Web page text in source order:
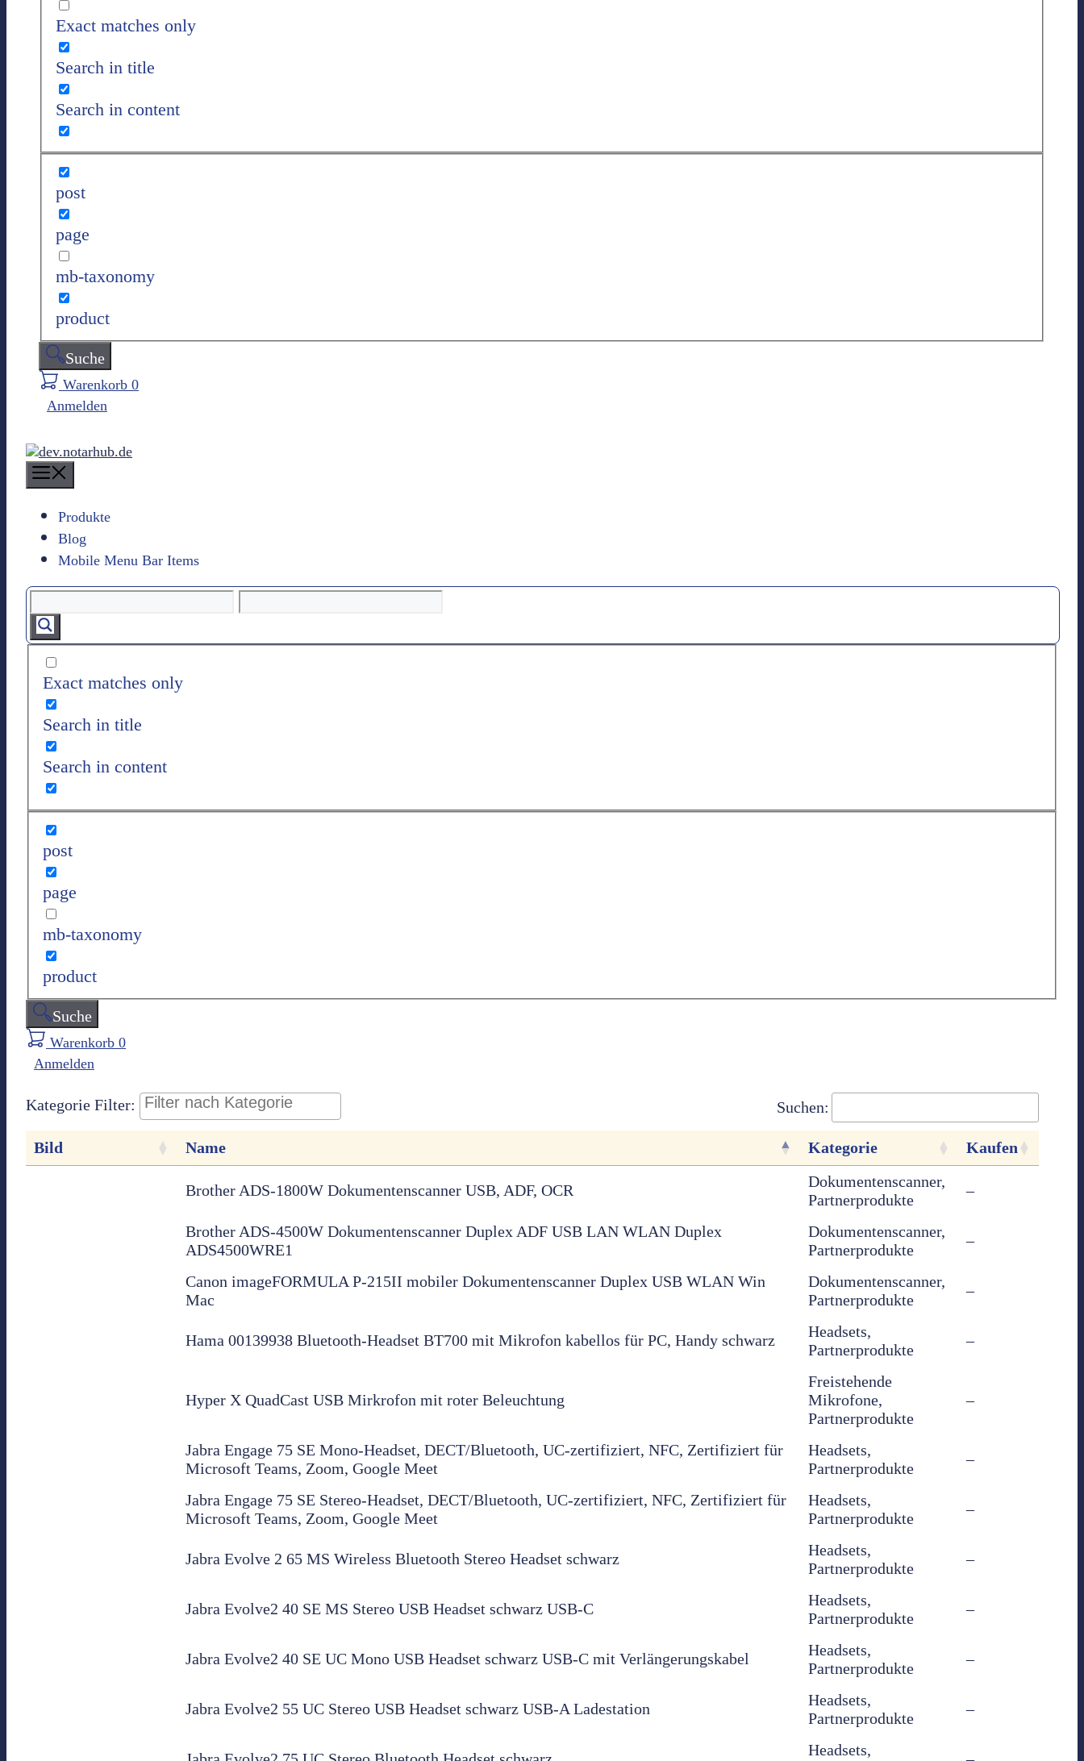
Exact matches only
Search in title
Search in content
post
page
mb-taxonomy
product
Suche
Warenkorb 0
Anmelden
e
n
u
Produkte
Blog
Mobile Menu Bar Items
Exact matches only
Search in title
Search in content
post
page
mb-taxonomy
product
Suche
Warenkorb 0
Anmelden
Kategorie Filter: Suchen:
Bild Name Kategorie Kaufen
Brother ADS-1800W Dokumentenscanner USB, ADF, OCR
Dokumentenscanner,
Partnerprodukte
–
Brother ADS-4500W Dokumentenscanner Duplex ADF USB LAN WLAN Duplex
ADS4500WRE1
Dokumentenscanner,
Partnerprodukte
–
Canon imageFORMULA P-215II mobiler Dokumentenscanner Duplex USB WLAN Win
Mac
Dokumentenscanner,
Partnerprodukte
–
Hama 00139938 Bluetooth-Headset BT700 mit Mikrofon kabellos für PC, Handy schwarz
Headsets,
Partnerprodukte
–
Hyper X QuadCast USB Mirkrofon mit roter Beleuchtung
Freistehende
Mikrofone,
Partnerprodukte
–
Jabra Engage 75 SE Mono-Headset, DECT/Bluetooth, UC-zertifiziert, NFC, Zertifiziert für
Microsoft Teams, Zoom, Google Meet
Headsets,
Partnerprodukte
–
Jabra Engage 75 SE Stereo-Headset, DECT/Bluetooth, UC-zertifiziert, NFC, Zertifiziert für
Microsoft Teams, Zoom, Google Meet
Headsets,
Partnerprodukte
–
Jabra Evolve 2 65 MS Wireless Bluetooth Stereo Headset schwarz
Headsets,
Partnerprodukte
–
Jabra Evolve2 40 SE MS Stereo USB Headset schwarz USB-C
Headsets,
Partnerprodukte
–
Jabra Evolve2 40 SE UC Mono USB Headset schwarz USB-C mit Verlängerungskabel
Headsets,
Partnerprodukte
–
Jabra Evolve2 55 UC Stereo USB Headset schwarz USB-A Ladestation
Headsets,
Partnerprodukte
–
Headsets,